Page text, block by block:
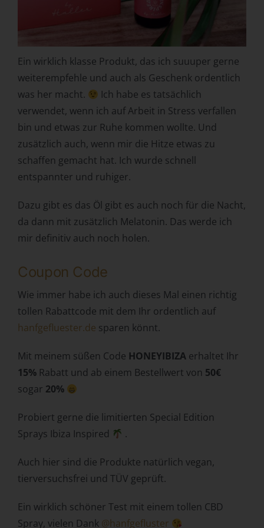
Ein wirklich klasse Produkt, das ich suuuper gerne
weiterempfehle und auch als Geschenk ordentlich
was her macht.
Ich habe es tatsächlich
verwendet, wenn ich auf Arbeit in Stress verfallen
bin und etwas zur Ruhe kommen wollte. Und
zusätzlich auch, wenn mir die Hitze etwas zu
schaffen gemacht hat. Ich wurde schnell
entspannter und ruhiger.
Dazu gibt es das Öl gibt es auch noch für die Nacht,
da dann mit zusätzlich Melatonin. Das werde ich
mir definitiv auch noch holen.
Coupon Code
Wie immer habe ich auch dieses Mal einen richtig
tollen Rabattcode mit dem Ihr ordentlich auf
hanfgefluester.de sparen könnt.
Mit meinem süßen Code HONEYIBIZAerhaltet Ihr
15%Rabatt und ab einem Bestellwert von 50€
sogar 20%
Probiert gerne die limitierten Special Edition
Sprays Ibiza Inspired
.
Auch hier sind die Produkte natürlich vegan,
tierversuchsfrei und TÜV geprüft.
Ein wirklich schöner Test mit einem tollen CBD
Spray, vielen Dank @hanfgefluster
Erfassen, die Organisation, das Ordnen, die Speicherung,
die Anpassung oder Veränderung, das Auslesen, das
Abfragen, die Verwendung, die Offenlegung durch
Bereitstellung, den Abgleich oder die Verknüpfung, die
Einschränkung, das Löschen oder die Vernichtung.
d) Einschränkung der Verarbeitung
gespeicherter personenbezogener Daten mit dem Ziel,
ihre künftige Verarbeitung einzuschränken.
e) Profiling
Profiling ist jede Art der automatisierten Verarbeitung
personenbezogener Daten, die darin besteht, dass diese
personenbezogenen Daten verwendet werden, um
bestimmte persönliche Aspekte, die sich auf eine
natürliche Person beziehen, zu bewerten, insbesondere,
Zuverlässigkeit, Verhalten, Aufenthaltsort oder
Ortswechsel dieser natürlichen Person zu analysieren
f) Pseudonymisierung
personenbezogener Daten in einer Weise, auf welche die
personenbezogenen Daten ohne Hinzuziehung
zusätzlicher Informationen nicht mehr einer spezifischen
betroffenen Person zugeordnet werden können, sofern
werden und technischen und organisatorischen
Maßnahmen unterliegen, die gewährleisten, dass die
identifizierbaren natürlichen Person zugewiesen werden.
g) Verantwortlicher oder für die